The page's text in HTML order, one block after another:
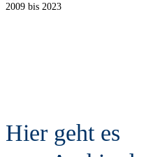
2009 bis 2023
Hier geht es